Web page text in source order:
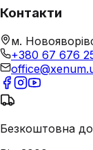
Контакти
м.
+380 67 676
Безкоштовна